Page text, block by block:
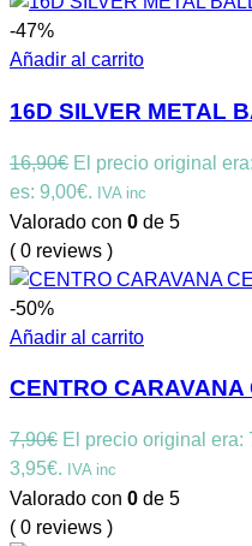
-47%
Añadir al carrito
16D SILVER METAL
16,90€ El precio original
es: 9,00€. IVA inc
Valorado con 0 de 5
( 0 reviews )
-50%
Añadir al carrito
CENTRO
7,90€ El precio original era:
3,95€. IVA inc
Valorado con 0 de 5
( 0 reviews )